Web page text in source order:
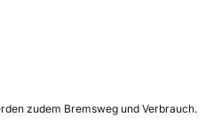
zudem Bremsweg und Verbrauch.